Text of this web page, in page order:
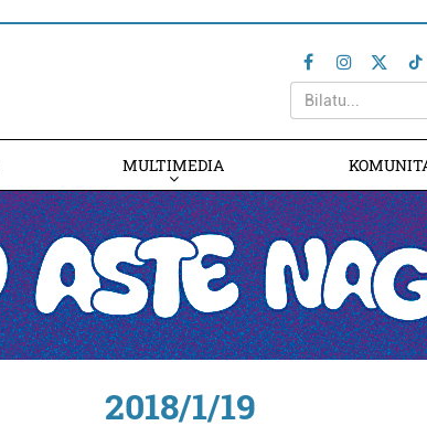
MULTIMEDIA
2018/1/19